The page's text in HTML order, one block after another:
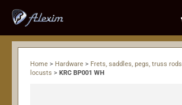
Home > Hardware > Frets, saddles, pegs, truss rods
locusts > KRC BP001 WH